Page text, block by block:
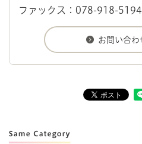
ファックス：078-918-5194